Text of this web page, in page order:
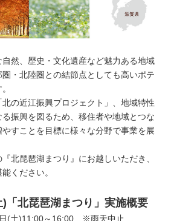
然、歴史・文化遺産など魅力ある地域
・北陸圏との結節点としても高いポテ
の近江振興プロジェクト」、地域特性
振興を図るため、移住者や地域とつな
すことを目標に様々な分野で事業を展
北琵琶湖まつり』にお越しいただき、
ください。
) 「北琵琶湖まつり」実施概要
日(土)11:00～16:00 ※雨天中止